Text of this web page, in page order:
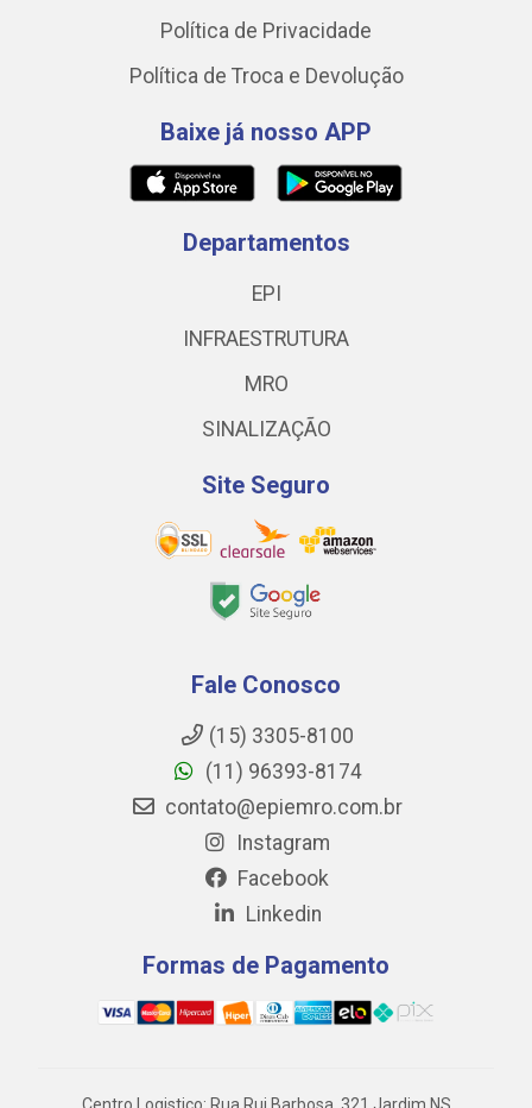
Política de Privacidade
Política de Troca e Devolução
Baixe já nosso APP
Departamentos
EPI
INFRAESTRUTURA
MRO
SINALIZAÇÃO
Site Seguro
Fale Conosco
(15) 3305-8100
(11) 96393-8174
contato@epiemro.com.br
Instagram
Facebook
Linkedin
Formas de Pagamento